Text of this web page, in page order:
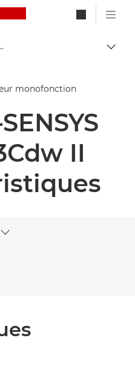
Canon Logo, back to
Imprimantes monofonction - Canon France
de bureau
monofonction
II
Toggle breadcrumbs